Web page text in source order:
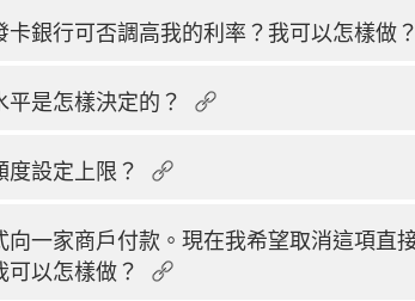
銀行可否調高我的利率？我可以怎樣做？
是怎樣決定的？
設定上限？
一家商戶付款。現在我希望取消這項直
以怎樣做？